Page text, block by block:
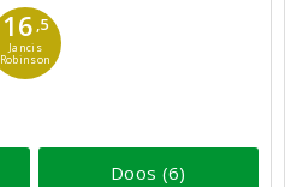
16 ,5
Jancis
Robinson
Doos (6)